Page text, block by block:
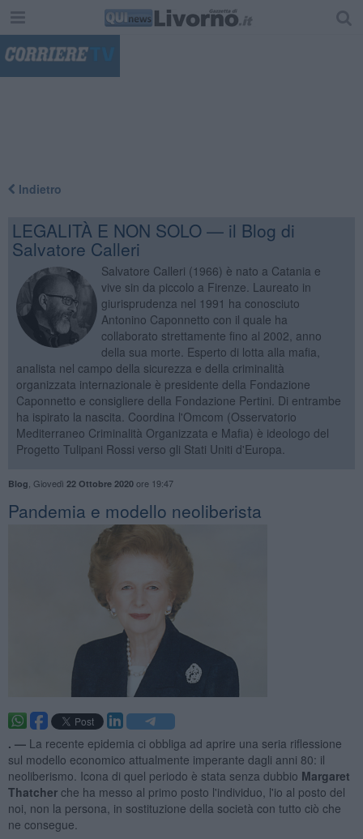
Indietro
LEGALITÀ E NON SOLO — il Blog di
Salvatore Calleri
Salvatore Calleri (1966) è nato a Catania e
vive sin da piccolo a Firenze. Laureato in
giurisprudenza nel 1991 ha conosciuto
Antonino Caponnetto con il quale ha
collaborato strettamente fino al 2002, anno
della sua morte. Esperto di lotta alla mafia,
analista nel campo della sicurezza e della criminalità
organizzata internazionale è presidente della Fondazione
Caponnetto e consigliere della Fondazione Pertini. Di entrambe
ha ispirato la nascita. Coordina l'Omcom (Osservatorio
Mediterraneo Criminalità Organizzata e Mafia) è ideologo del
Progetto Tulipani Rossi verso gli Stati Uniti d'Europa.
Blog Giovedì 22 Ottobre 2020ore 19:47
Pandemia e modello neoliberista
. — La recente epidemia ci obbliga ad aprire una seria riflessione
sul modello economico attualmente imperante dagli anni 80: il
neoliberismo. Icona di quel periodo è stata senza dubbio Margaret
Thatcherche ha messo al primo posto l'individuo, l'io al posto del
noi, non la persona, in sostituzione della società con tutto ciò che
ne consegue.